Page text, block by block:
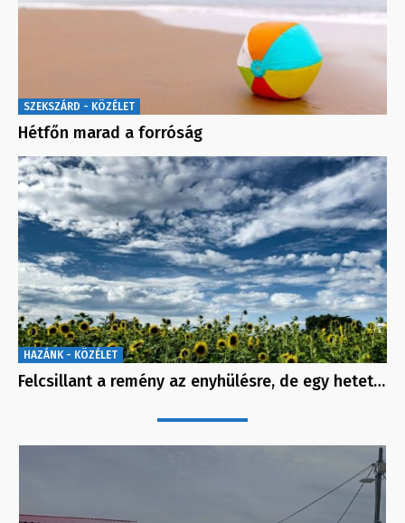
SZEKSZÁRD - KÖZÉLET
Hétfőn marad a forróság
HAZÁNK - KÖZÉLET
Felcsillant a remény az enyhülésre, de egy hetet…